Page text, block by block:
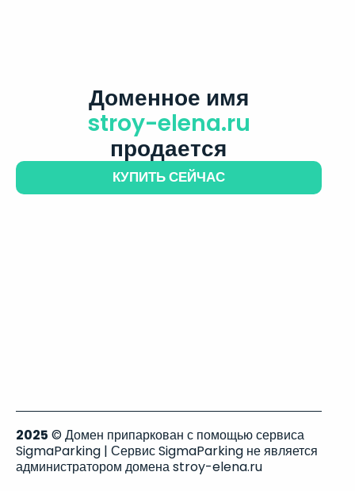
Доменное имя
stroy-elena.ru
продается
КУПИТЬ СЕЙЧАС
2025 © Домен припаркован с помощью сервиса
SigmaParking | Сервис SigmaParking не является
администратором домена stroy-elena.ru